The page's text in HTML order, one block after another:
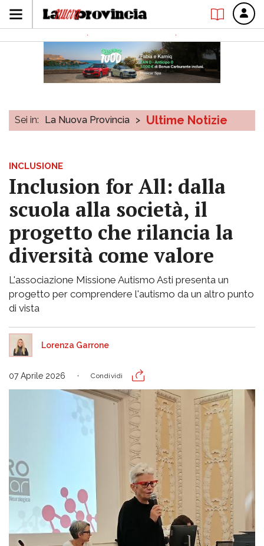
Sei in: La Nuova Provincia > Ultime Notizie
INCLUSIONE
Inclusion for All: dalla
scuola alla società, il
progetto che rilancia la
diversità come valore
L'associazione Missione Autismo Asti presenta un
progetto per comprendere l'autismo da un altro punto
di vista
Lorenza Garrone
07 Aprile 2026 Condividi